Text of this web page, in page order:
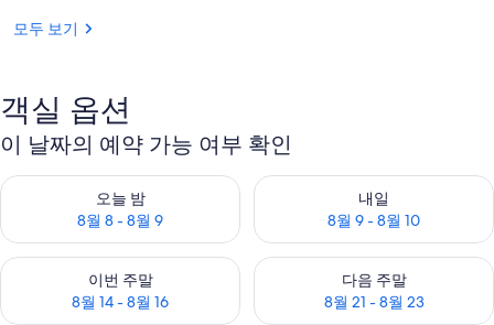
모두 보기
객실 옵션
이 날짜의 예약 가능 여부 확인
오늘 밤
8월 8 - 8월 9
오늘 밤 예약 가능 여부 확인, 8월 8 - 8월 9
내일
8월 9 - 8월 10
내일 예약 가능 여부 확인, 8월
이번 주말
8월 14 - 8월 16
이번 주말 예약 가능 여부 확인, 8월 14 - 8월 16
다음 주말
8월 21 - 8월 23
다음 주말 예약 가능 여부 확인